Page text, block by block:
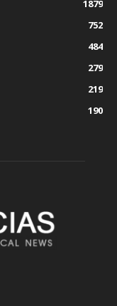
1879
752
484
279
219
190